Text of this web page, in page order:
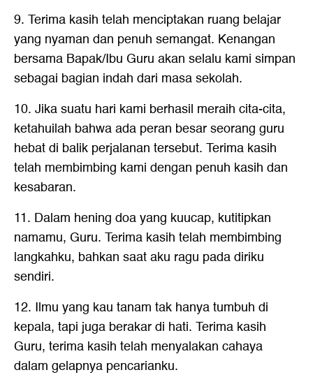
9. Terima kasih telah menciptakan ruang belajar
yang nyaman dan penuh semangat. Kenangan
bersama Bapak/Ibu Guru akan selalu kami simpan
sebagai bagian indah dari masa sekolah.
10. Jika suatu hari kami berhasil meraih cita-cita,
ketahuilah bahwa ada peran besar seorang guru
hebat di balik perjalanan tersebut. Terima kasih
telah membimbing kami dengan penuh kasih dan
kesabaran.
11. Dalam hening doa yang kuucap, kutitipkan
namamu, Guru. Terima kasih telah membimbing
langkahku, bahkan saat aku ragu pada diriku
sendiri.
12. Ilmu yang kau tanam tak hanya tumbuh di
kepala, tapi juga berakar di hati. Terima kasih
Guru, terima kasih telah menyalakan cahaya
dalam gelapnya pencarianku.